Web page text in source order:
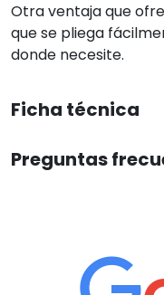
Otra ventaja que
que se pliega
donde necesite.
Ficha técnica
Preguntas